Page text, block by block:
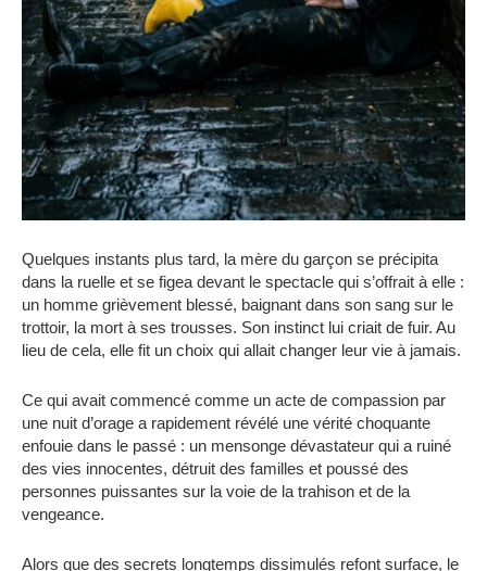
Quelques instants plus tard, la mère du garçon se précipita
dans la ruelle et se figea devant le spectacle qui s’offrait à elle :
un homme grièvement blessé, baignant dans son sang sur le
trottoir, la mort à ses trousses. Son instinct lui criait de fuir. Au
lieu de cela, elle fit un choix qui allait changer leur vie à jamais.
Ce qui avait commencé comme un acte de compassion par
une nuit d’orage a rapidement révélé une vérité choquante
enfouie dans le passé : un mensonge dévastateur qui a ruiné
des vies innocentes, détruit des familles et poussé des
personnes puissantes sur la voie de la trahison et de la
vengeance.
Alors que des secrets longtemps dissimulés refont surface, le